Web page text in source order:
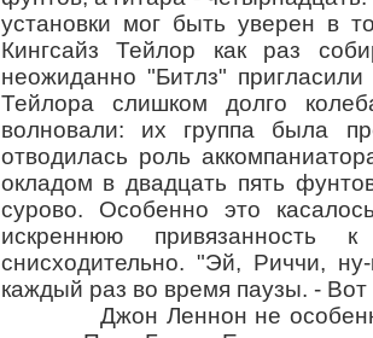
установки мог быть уверен в
Кингсайз Тейлор как раз
неожиданно "Битлз"
Тейлора слишком долго
волновали: их группа была
отводилась роль
окладом в двадцать пять
сурово. Особенно это
искреннюю
снисходительно. "Эй, Риччи,
каждый раз во время паузы. -
Джон Леннон не особенно